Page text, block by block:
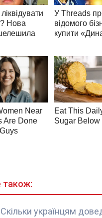
також:
Скільки українцям